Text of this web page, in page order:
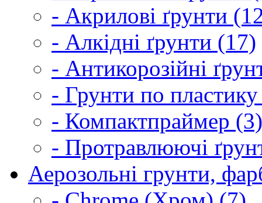
- Акрилові ґрунти
- Алкідні ґрунти (17)
- Антикорозійні
- Грунти по
- Компактпраймер (3)
- Протравлюючі
Аерозольні грунти,